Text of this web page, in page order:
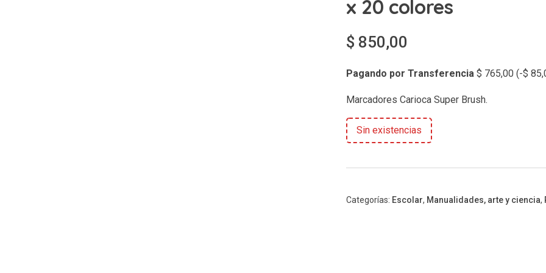
x 20 colores
$ 850,00
Pagando por Transferencia $ 765,00 (-$
Marcadores Carioca Super Brush.
Sin existencias
Categorías: Escolar, Manualidades, arte y ciencia,